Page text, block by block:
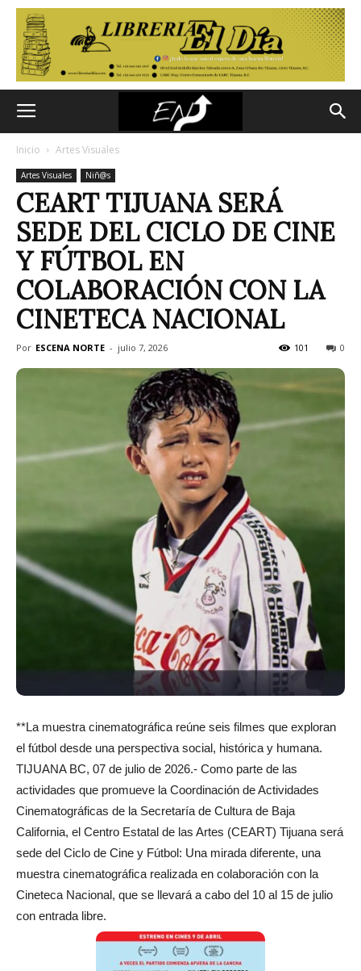
Inicio Artes Visuales
Artes Visuales Niñ@s
CEART TIJUANA SERÁ
SEDE DEL CICLO DE CINE
Y FÚTBOL EN
COLABORACIÓN CON LA
CINETECA NACIONAL
Por ESCENA NORTE - julio 7, 2026 0
101
**La muestra cinematográfica reúne seis filmes que exploran
el fútbol desde una perspectiva social, histórica y humana.
TIJUANA BC, 07 de julio de 2026.- Como parte de las
actividades que promueve la Coordinación de Actividades
Cinematográficas de la Secretaría de Cultura de Baja
California, el Centro Estatal de las Artes (CEART) Tijuana será
sede del Ciclo de Cine y Fútbol: Una mirada diferente, una
muestra cinematográfica realizada en colaboración con la
Cineteca Nacional, que se llevará a cabo del 10 al 15 de julio
con entrada libre.